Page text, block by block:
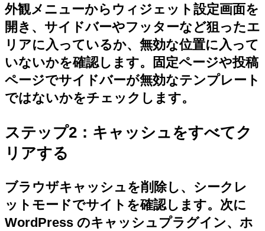
外観メニューからウィジェット設定画面を
開き、サイドバーやフッターなど狙ったエ
リアに入っているか、無効な位置に入って
いないかを確認します。固定ページや投稿
ページでサイドバーが無効なテンプレート
ではないかをチェックします。
ステップ2：キャッシュをすべてク
リアする
ブラウザキャッシュを削除し、シークレ
ットモードでサイトを確認します。次に
WordPress のキャッシュプラグイン、ホ